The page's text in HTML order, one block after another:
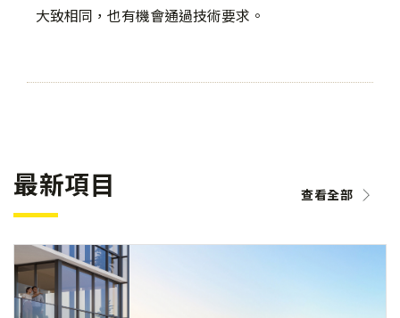
大致相同，也有機會通過技術要求。
最新項目 查看全部